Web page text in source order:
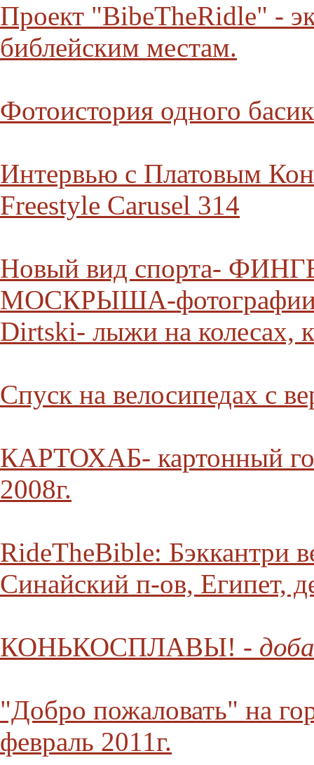
Проект "BibeTheRidle" -
библейским местам.
Фотоистория одного
Интервью с Платовым
Freestyle Carusel 314
Новый вид спорта-
МОСКРЫША-фотографии
Dirtski- лыжи на колесах,
Спуск на велосипедах с
КАРТОХАБ- картонный
2008г.
RideTheBible: Бэккантри
Синайский п-ов, Египет,
КОНЬКОСПЛАВЫ! -
"Добро пожаловать" на
февраль 2011г.